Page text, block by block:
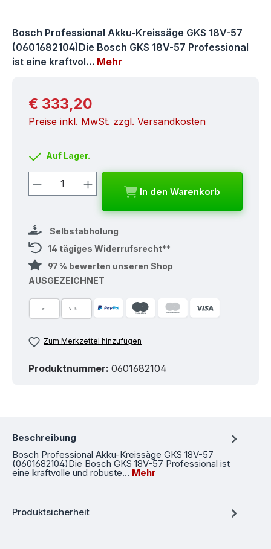
Bosch Professional Akku-Kreissäge GKS 18V-57
(0601682104)Die Bosch GKS 18V-57 Professional
ist eine kraftvol… Mehr
Regulärer Preis:
€ 333,20
Preise inkl. MwSt. zzgl. Versandkosten
Auf Lager.
Produkt Anzahl: Gib den
In den Warenkorb
Selbstabholung
14 tägiges Widerrufsrecht**
97 % bewerten unseren Shop
AUSGEZEICHNET
Zum Merkzettel hinzufügen
Produktnummer: 0601682104
Beschreibung
Bosch Professional Akku-Kreissäge GKS 18V-57
(0601682104)Die Bosch GKS 18V-57 Professional ist
eine kraftvolle und robuste… Mehr
Produktsicherheit